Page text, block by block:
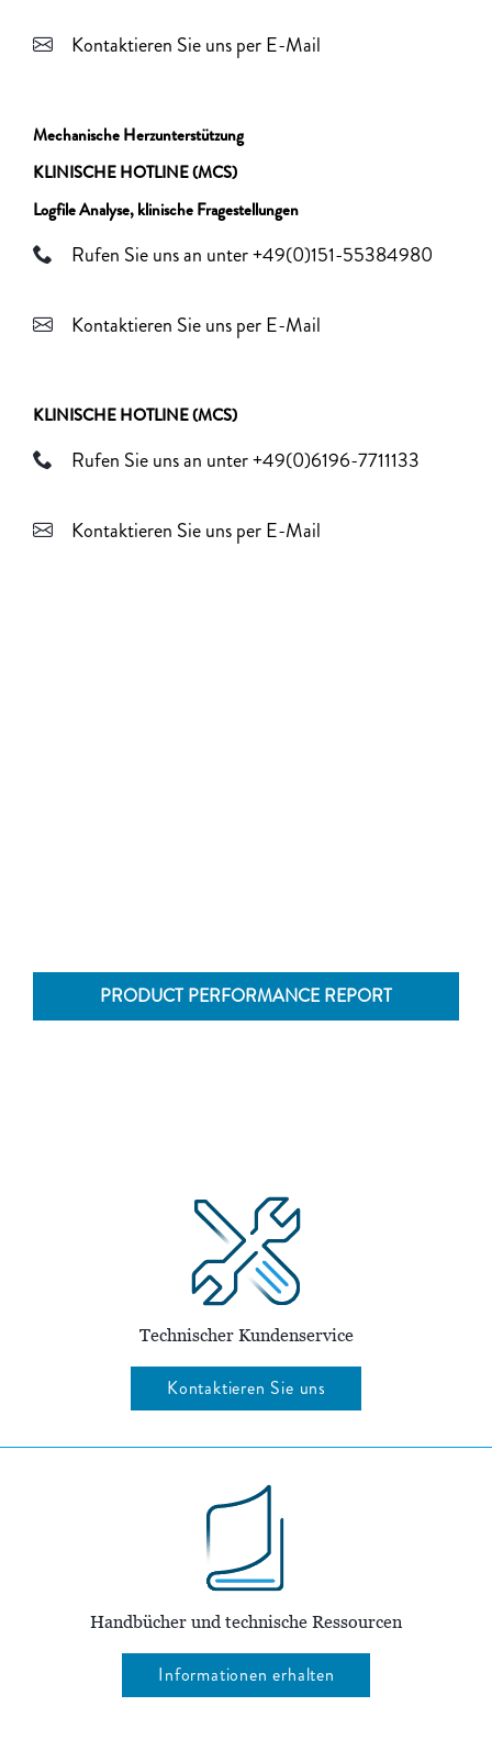
Kontaktieren Sie uns per E-Mail
Mechanische Herzunterstützung
KLINISCHE HOTLINE (MCS)
Logfile Analyse, klinische Fragestellungen
Rufen Sie uns an unter +49(0)151-55384980
Kontaktieren Sie uns per E-Mail
KLINISCHE HOTLINE (MCS)
Rufen Sie uns an unter +49(0)6196-7711133
Kontaktieren Sie uns per E-Mail
PRODUCT PERFORMANCE REPORT
Technischer Kundenservice
Kontaktieren Sie uns
Handbücher und technische Ressourcen
Informationen erhalten